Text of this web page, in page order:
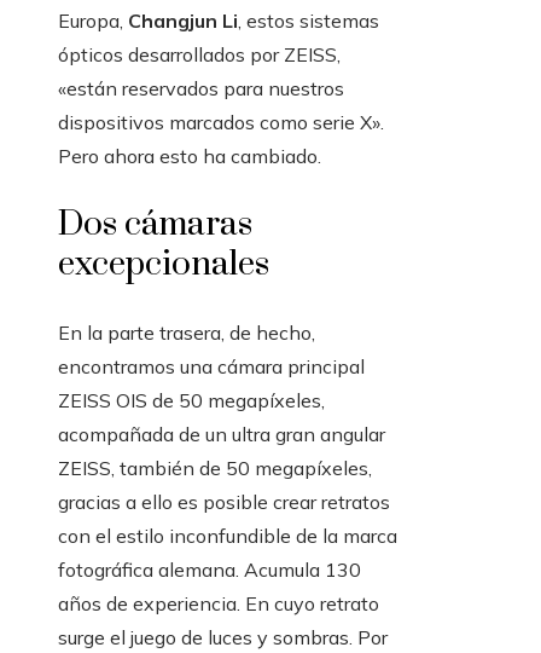
Europa, Changjun Li, estos sistemas
ópticos desarrollados por ZEISS,
«están reservados para nuestros
dispositivos marcados como serie X».
Pero ahora esto ha cambiado.
Dos cámaras
excepcionales
En la parte trasera, de hecho,
encontramos una cámara principal
ZEISS OIS de 50 megapíxeles,
acompañada de un ultra gran angular
ZEISS, también de 50 megapíxeles,
gracias a ello es posible crear retratos
con el estilo inconfundible de la marca
fotográfica alemana. Acumula 130
años de experiencia. En cuyo retrato
surge el juego de luces y sombras. Por